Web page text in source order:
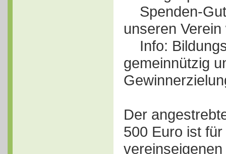
Spenden-
unseren
Info:
gemeinnützig
Der
500 Euro ist
vereinseigenen